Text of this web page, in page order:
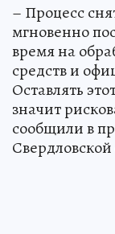
– Процесс
мгновенно
время на
средств и
Оставлять
значит
сообщили в